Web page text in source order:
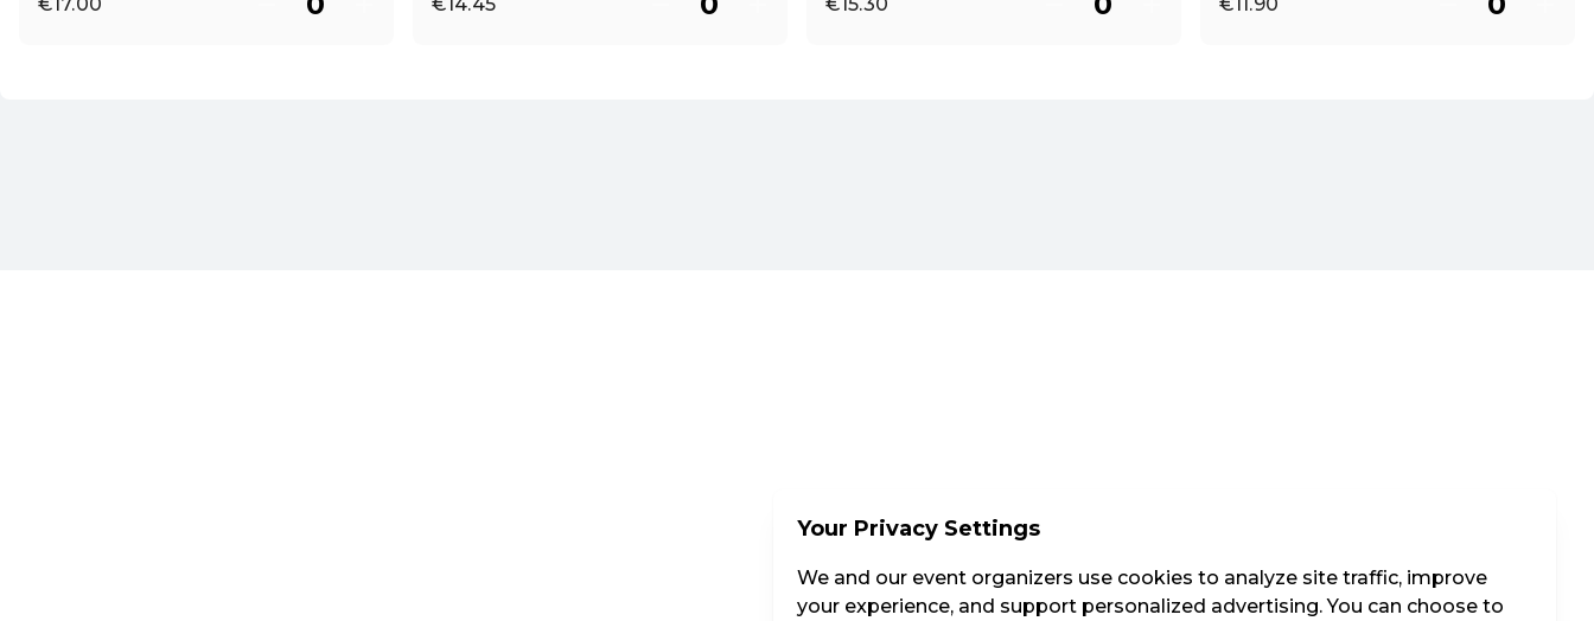
Your Privacy Settings
We and our event organizers use cookies to analyze site traffic, improve
your experience, and support personalized advertising. You can choose to